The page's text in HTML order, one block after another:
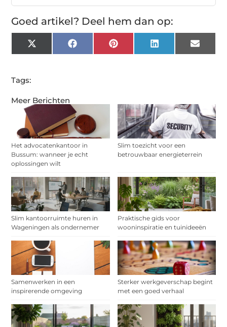
Meer Berichten
Het advocatenkantoor in
Bussum: wanneer je echt
oplossingen wilt
Slim toezicht voor een
betrouwbaar energieterrein
Slim kantoorruimte huren in
Wageningen als ondernemer
Praktische gids voor
wooninspiratie en tuinideeën
Samenwerken in een
inspirerende omgeving
Sterker werkgeverschap begint
met een goed verhaal
Goed artikel? Deel hem dan op:
X
(Twitter)
Facebook Pinterest LinkedIn Email
Tags: